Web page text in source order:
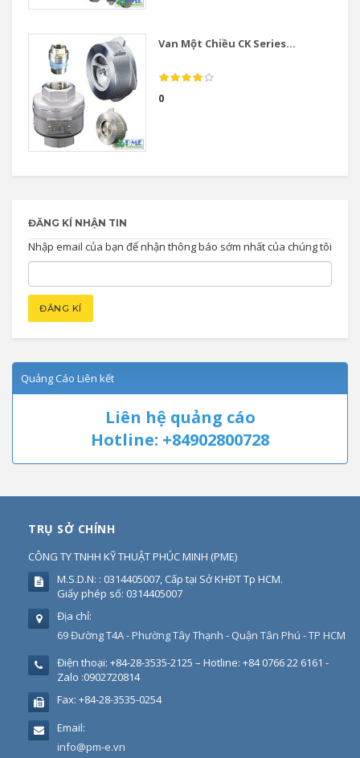
Van Một Chiều CK Series...
0
ĐĂNG KÍ NHẬN TIN
Nhập email của bạn để nhận thông báo sớm nhất của chúng tôi
Quảng Cáo Liên kết
Liên hệ quảng cáo
Hotline: +84902800728
TRỤ SỞ CHÍNH
CÔNG TY TNHH KỸ THUẬT PHÚC MINH (PME)
M.S.D.N: : 0314405007, Cấp tại Sở KHĐT Tp HCM.
Giấy phép số: 0314405007
Địa chỉ:
69 Đường T4A - Phường Tây Thạnh - Quận Tân Phú - TP HCM
Điện thoại: +84-28-3535-2125 – Hotline: +84 0766 22 6161 -
Zalo :0902720814
Fax: +84-28-3535-0254
Email:
info@pm-e.vn